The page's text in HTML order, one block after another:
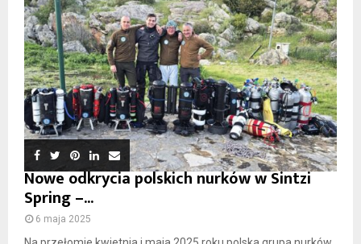
Nowe odkrycia polskich nurków w Sintzi
Spring –...
6 maja 2025